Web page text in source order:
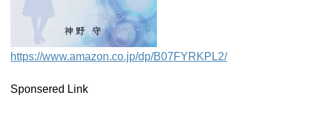
https://www.amazon.co.jp/dp/B07FYRKPL2/
Sponsered Link